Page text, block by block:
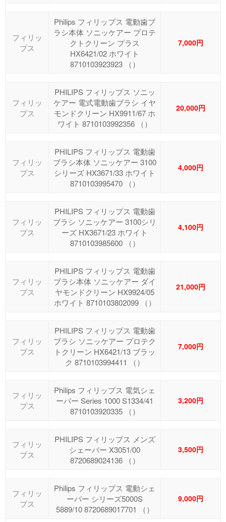
フィリッ
プス
Philips フィリップス 電動歯ブ
ラシ本体 ソニッケアー プロテ
クトクリーン プラス
HX6421/02 ホワイト
8710103923923 （）
7,000円
フィリッ
プス
PHILIPS フィリップス ソニッ
ケアー 電式電動歯ブラシ イヤ
モンドクリーン HX9911/67 ホ
ワイト 8710103992356 （）
20,000円
フィリッ
プス
PHILIPS フィリップス 電動歯
ブラシ本体 ソニッケアー 3100
シリーズ HX3671/33 ホワイト
8710103995470 （）
4,000円
フィリッ
プス
PHILIPS フィリップス 電動歯
ブラシ ソニッケアー 3100シリ
ーズ HX3671/23 ホワイト
8710103985600 （）
4,100円
フィリッ
プス
PHILIPS フィリップス 電動歯
ブラシ本体 ソニッケアー ダイ
ヤモンドクリーン HX9924/05
ホワイト 8710103802099 （）
21,000円
フィリッ
プス
PHILIPS フィリップス 電動歯
ブラシ ソニッケアー プロテク
トクリーン HX6421/13 ブラッ
ク 8710103994411 （）
7,000円
フィリッ
プス
Philips フィリップス 電気シェ
ーバー Series 1000 S1334/41
8710103920335 （）
3,200円
フィリッ
プス
PHILIPS フィリップス メンズ
シェーバー X3051/00
8720689024136 （）
3,500円
フィリッ
プス
Philips フィリップス 電動シェ
ーバー シリーズ5000S
5889/10 8720689017701 （）
9,000円